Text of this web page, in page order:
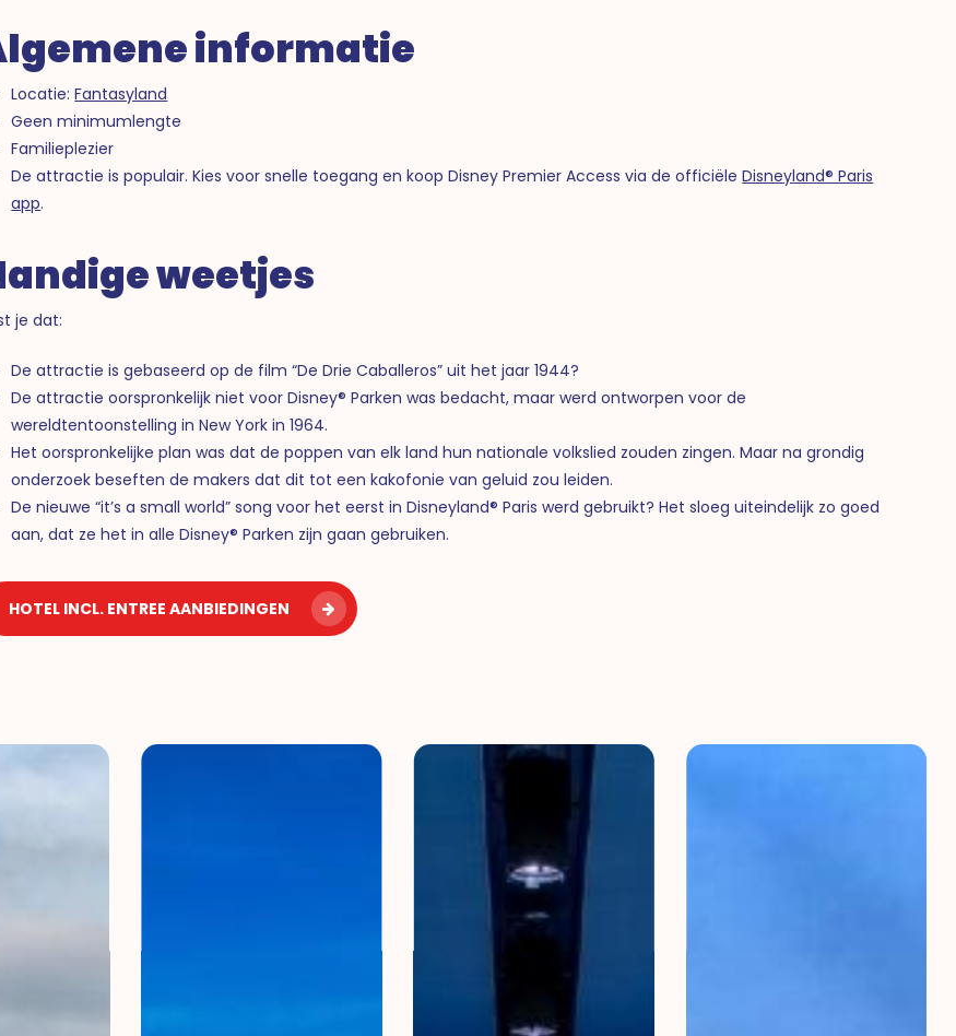
informatie
Locatie:Fantasyland
Geen minimumlengte
Familieplezier
De attractie is populair. Kies voor snelle toegang en koop Disney Premier Access via de officiëleDisneyland® Paris
app.
weetjes
je dat:
De attractie is gebaseerd op de film “De Drie Caballeros” uit het jaar 1944?
De attractie oorspronkelijk niet voor Disney® Parken was bedacht, maar werd ontworpen voor de
wereldtentoonstelling in New York in 1964.
Het oorspronkelijke plan was dat de poppen van elk land hun nationale volkslied zouden zingen. Maar na grondig
onderzoek beseften de makers dat dit tot een kakofonie van geluid zou leiden.
De nieuwe “it’s a small world” song voor het eerst in Disneyland® Paris werd gebruikt? Het sloeg uiteindelijk zo goed
aan, dat ze het in alle Disney® Parken zijn gaan gebruiken.
HOTEL INCL. ENTREE AANBIEDINGEN